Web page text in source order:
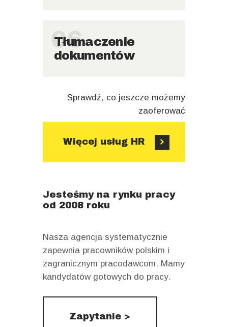
06
Tłumaczenie
dokumentów
Sprawdź, co jeszcze możemy
zaoferować
Więcej usług HR
Jesteśmy na rynku pracy
od 2008 roku
Nasza agencja systematycznie
zapewnia pracowników polskim i
zagranicznym pracodawcom. Mamy
kandydatów gotowych do pracy.
Zapytanie >